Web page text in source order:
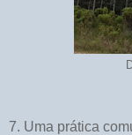
7. Uma prática